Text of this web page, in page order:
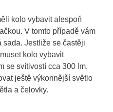
kolo vybavit alespoň
V tomto případě vám
Jestliže se častěji
kolo vybavit
se svítivostí cca 300 lm.
ještě výkonnější světlo
a čelovky.